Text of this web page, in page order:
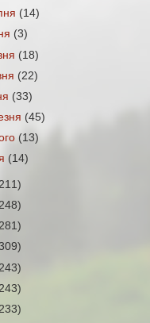
(14)
(3)
(18)
(22)
(33)
(45)
(13)
(14)